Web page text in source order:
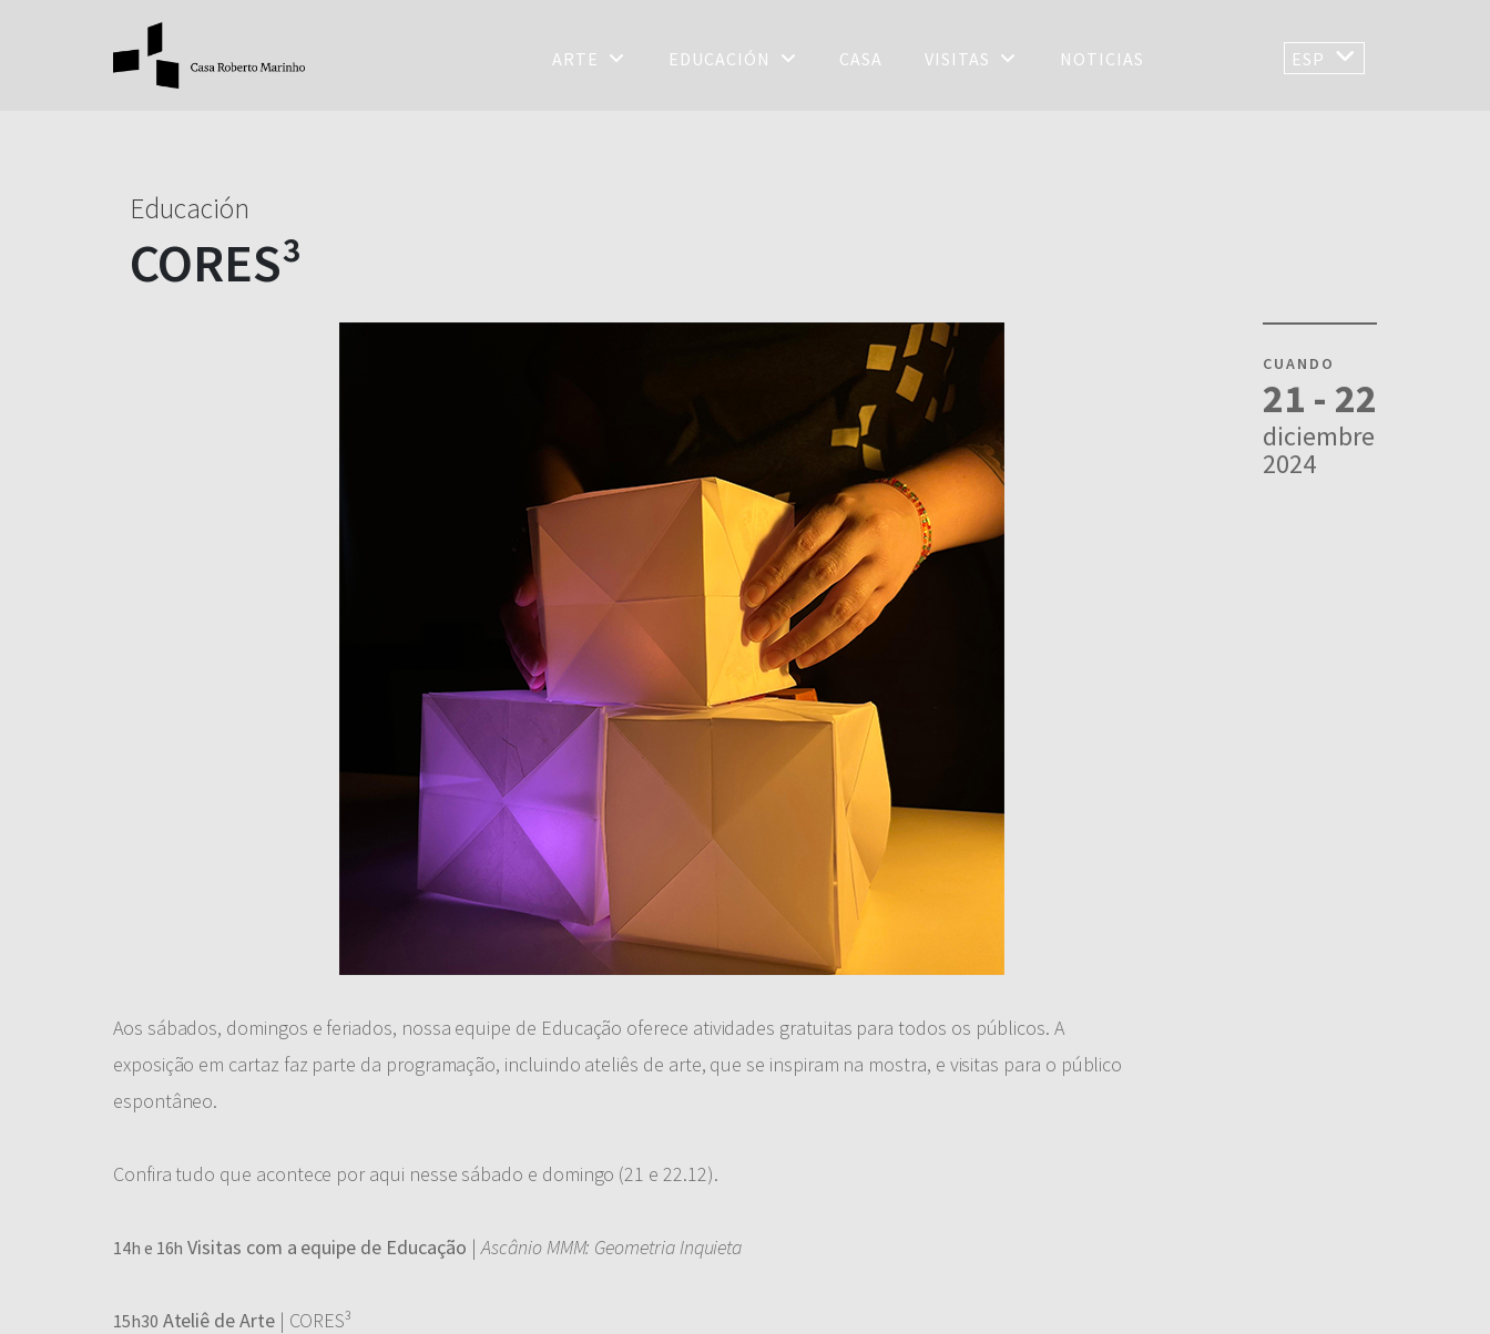
ARTE EDUCACIÓN CASA VISITAS NOTICIAS ESP
Educación
CORES³
CUANDO
21 - 22
diciembre
2024
Aos sábados, domingos e feriados, nossa equipe de Educação oferece atividades gratuitas para todos os públicos. A
exposição em cartaz faz parte da programação, incluindo ateliês de arte, que se inspiram na mostra, e visitas para o público
espontâneo.
Confira tudo que acontece por aqui nesse sábado e domingo (21 e 22.12).
14h e 16h Visitas com a equipe de Educação |Ascânio MMM: Geometria Inquieta
15h30 Ateliê de Arte| CORES³